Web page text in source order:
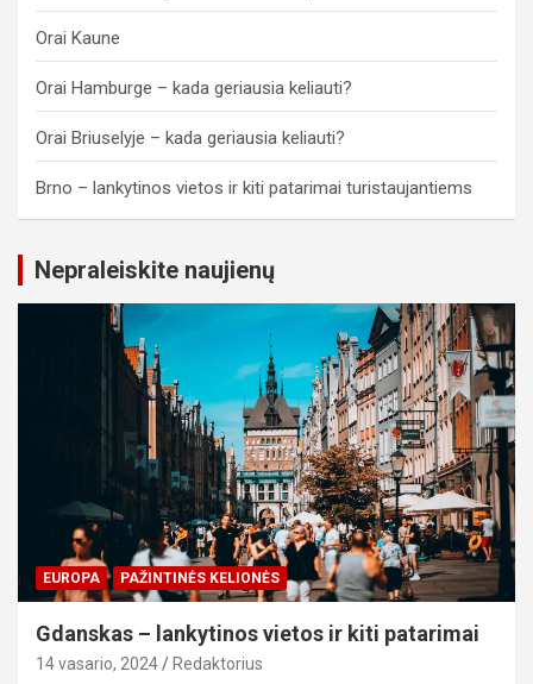
Orai Kaune
Orai Hamburge – kada geriausia keliauti?
Orai Briuselyje – kada geriausia keliauti?
Brno – lankytinos vietos ir kiti patarimai turistaujantiems
Nepraleiskite naujienų
EUROPA PAŽINTINĖS KELIONĖS
Gdanskas – lankytinos vietos ir kiti patarimai
14 vasario, 2024 Redaktorius